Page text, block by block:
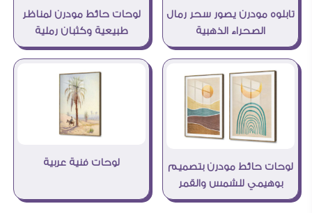
تابلوه مودرن يصور سحر رمال
الصحراء الذهبية
لوحات حائط مودرن لمناظر
طبيعية وكثبان رملية
لوحات حائط مودرن بتصميم
بوهيمي للشمس والقمر
لوحات فنية عربية